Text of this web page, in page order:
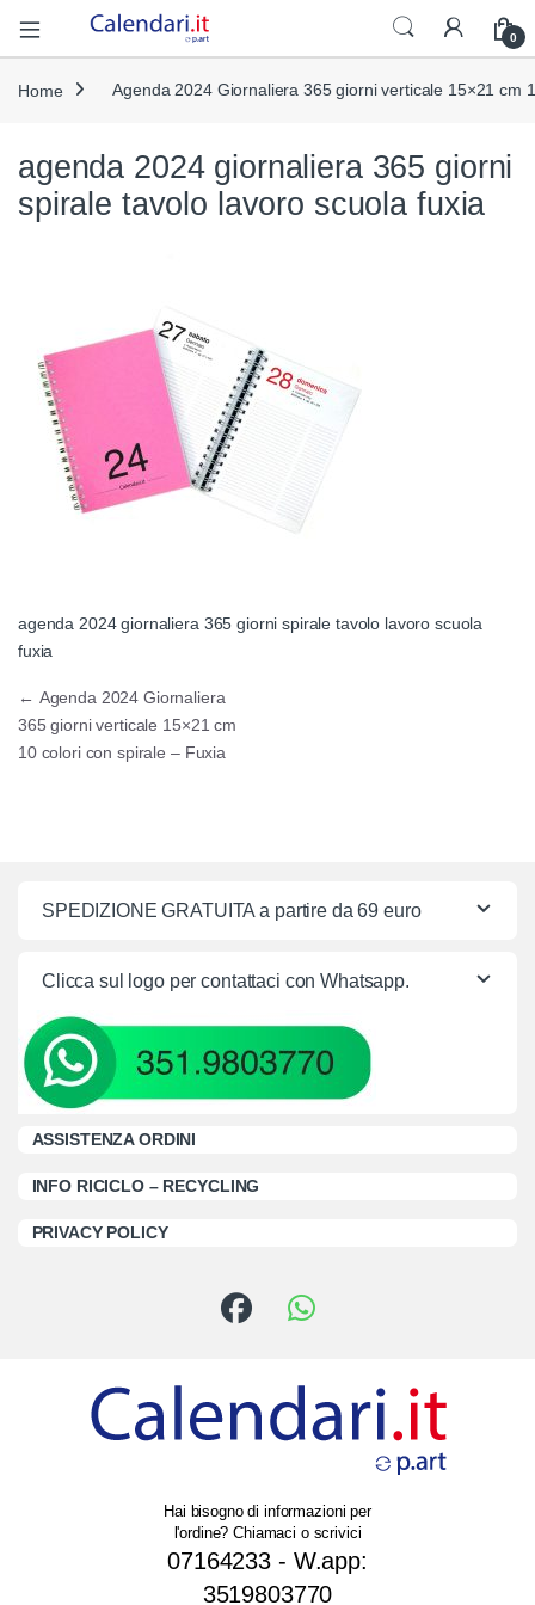
Open
0
Home Agenda 2024 Giornaliera 365 giorni verticale 15×21 cm
agenda 2024 giornaliera 365 giorni
spirale tavolo lavoro scuola fuxia
agenda 2024 giornaliera 365 giorni spirale tavolo lavoro scuola
fuxia
Navigazione articoli
← Agenda 2024 Giornaliera
365 giorni verticale 15×21 cm
10 colori con spirale – Fuxia
SPEDIZIONE GRATUITA a partire da 69 euro
Clicca sul logo per contattaci con Whatsapp.
ASSISTENZA ORDINI
INFO RICICLO – RECYCLING
PRIVACY POLICY
Hai bisogno di informazioni per
l'ordine? Chiamaci o scrivici
07164233 - W.app:
3519803770